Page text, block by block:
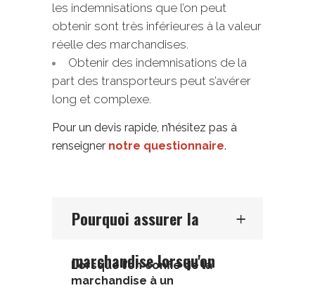
les indemnisations que l’on peut
obtenir sont très inférieures à la valeur
réelle des marchandises.
Obtenir des indemnisations de la
part des transporteurs peut s’avérer
long et complexe.
Pour un devis rapide, n’hésitez pas à
renseigner notre questionnaire.
Pourquoi assurer la
marchandise lorsqu'on
Lorsque l’on confie de la
marchandise à un